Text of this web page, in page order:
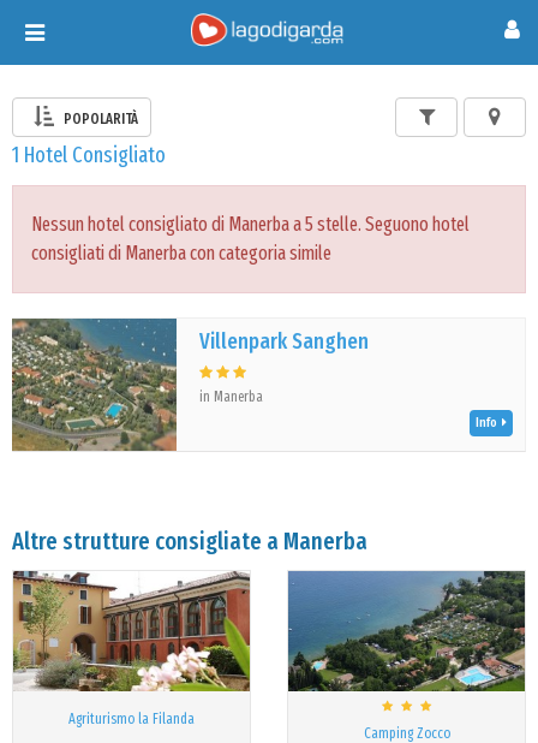
Toggle
navigation
POPOLARITÀ
1 Hotel Consigliato
Nessun hotel consigliato di Manerba a 5 stelle. Seguono hotel
consigliati di Manerba con categoria simile
Villenpark Sanghen
in Manerba
Info
Altre strutture consigliate a Manerba
Agriturismo la Filanda
Camping Zocco